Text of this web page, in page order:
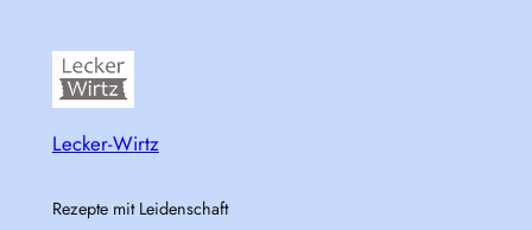
Lecker-Wirtz
Rezepte mit Leidenschaft